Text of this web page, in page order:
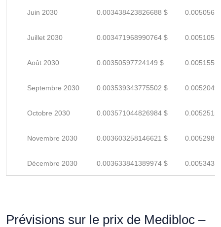
Juin 2030 0.003438423826688 $
Juillet 2030 0.003471968990764 $
Août 2030 0.00350597724149 $
Septembre 2030 0.003539343775502 $
Octobre 2030 0.003571044826984 $
Novembre 2030 0.003603258146621 $
Décembre 2030 0.003633841389974 $
Prévisions sur le prix de Medibloc –